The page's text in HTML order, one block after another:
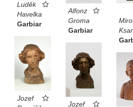
Luděk
Havelka
Garbiar
Alfonz
Groma
Garbiar
Jozef
Jozef